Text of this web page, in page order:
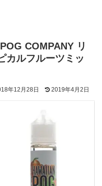
COMPANY リ
カルフルーツミッ
年12月28日 2019年4月2日